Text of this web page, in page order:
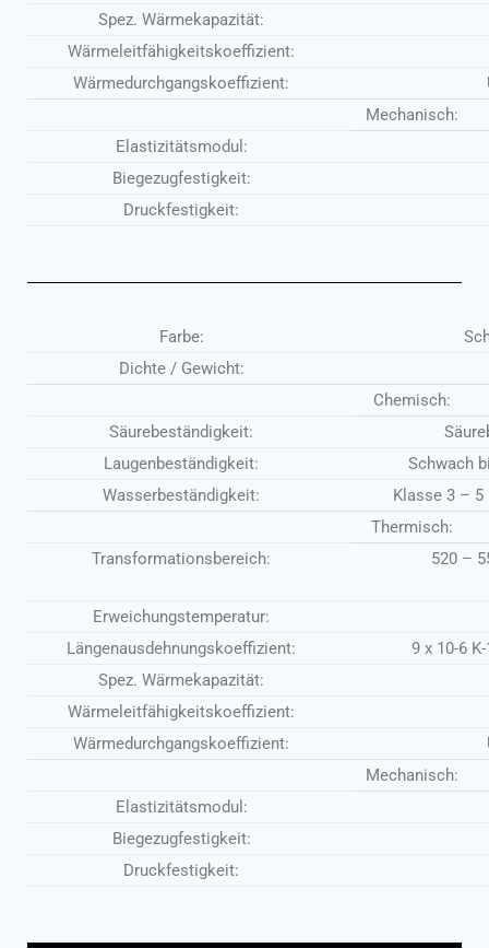
Spez. Wärmekapazität:
Wärmeleitfähigkeitskoeffizient:
Wärmedurchgangskoeffizient:
Mechanisch:
Elastizitätsmodul:
Biegezugfestigkeit:
Druckfestigkeit:
Farbe:
Dichte / Gewicht:
Chemisch:
Säurebeständigkeit:
Laugenbeständigkeit:
Schwach
Wasserbeständigkeit:
Klasse 3 – 5
Thermisch:
Transformationsbereich:
520 –
Erweichungstemperatur:
Längenausdehnungskoeffizient:
9 x 10-6
Spez. Wärmekapazität:
Wärmeleitfähigkeitskoeffizient:
Wärmedurchgangskoeffizient:
Mechanisch:
Elastizitätsmodul:
Biegezugfestigkeit:
Druckfestigkeit: